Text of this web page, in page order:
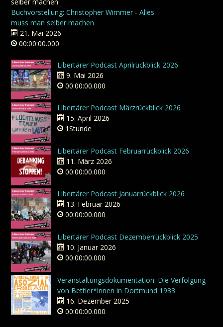
Buchvorstellung: Christopher Wimmer - Alles
muss man selber machen
21. Mai 2026
00:00:00.000
Libertärer Podcast Aprilrückblick 2026
9. Mai 2026
00:00:00.000
Libertärer Podcast Märzrückblick 2026
15. April 2026
1Stunde
Libertärer Podcast Februarrückblick 2026
11. März 2026
00:00:00.000
Libertärer Podcast Januarrückblick 2026
13. Februar 2026
00:00:00.000
Libertärer Podcast Dezemberrückblick 2025
10. Januar 2026
00:00:00.000
Veranstaltungsdokumentation: Die Verfolgung
von Bettler*innen in Dortmund 1933
16. Dezember 2025
00:00:00.000